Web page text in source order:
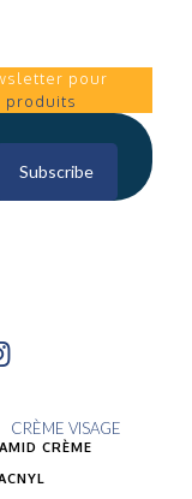
pour
produits
CRÈME VISAGE
CRÈME